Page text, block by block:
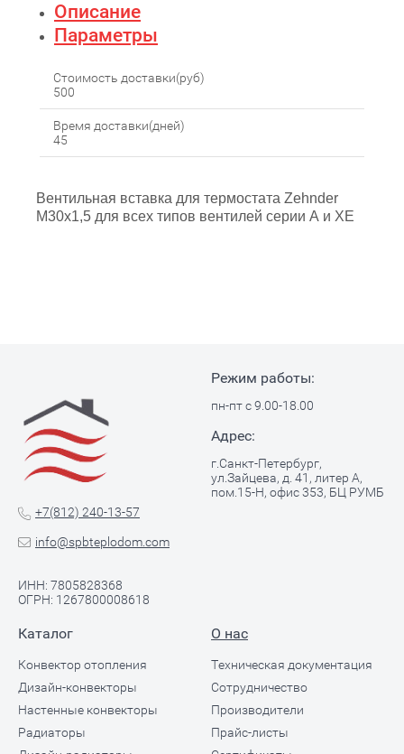
Описание
Параметры
Стоимость доставки(руб)
500
Время доставки(дней)
45
Вентильная вставка для термостата Zehnder
M30x1,5 для всех типов вентилей серии А и ХЕ
+7(812) 240-13-57
info@spbteplodom.com
ИНН: 7805828368
ОГРН: 1267800008618
Режим работы:
пн-пт с 9.00-18.00
Адрес:
г.Санкт-Петербург,
ул.Зайцева, д. 41, литер А,
пом.15-Н, офис 353, БЦ РУМБ
Каталог
Конвектор отопления
Дизайн-конвекторы
Настенные конвекторы
Радиаторы
О нас
Техническая документация
Сотрудничество
Производители
Прайс-листы